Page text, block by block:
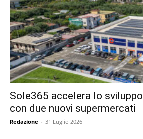
Sole365 accelera lo
con due nuovi supermercati
Redazione - 31 Luglio 2026